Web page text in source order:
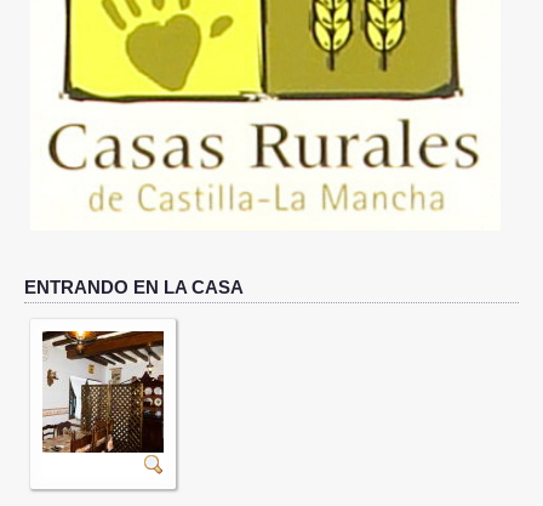
QUÉ VISITAR
IMÁGENES
ACTUALIDAD
CONTACTO
ENTRANDO EN LA CASA